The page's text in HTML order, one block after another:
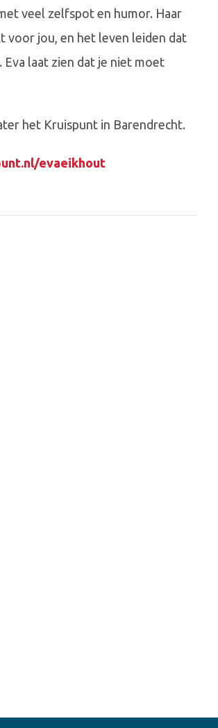
veel zelfspot en humor. Haar
voor jou, en het leven leiden dat
laat zien dat je niet moet
het Kruispunt in Barendrecht.
evaeikhout